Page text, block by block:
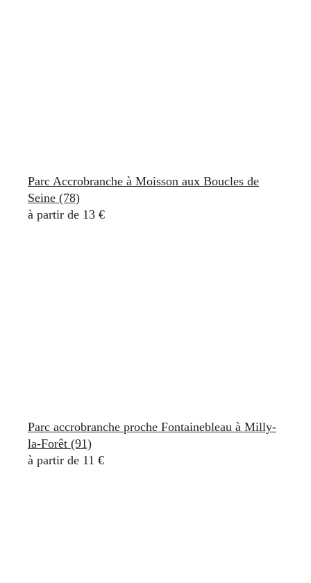
Parc Accrobranche à Moisson aux Boucles de
Seine (78)
à partir de 13 €
Parc accrobranche proche Fontainebleau à Milly-
la-Forêt (91)
à partir de 11 €